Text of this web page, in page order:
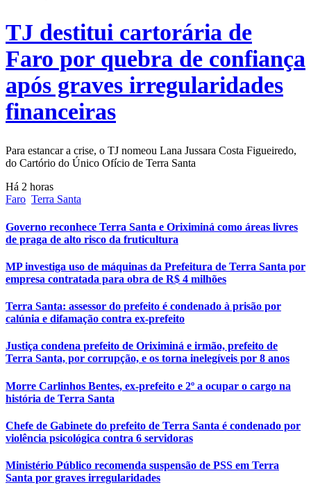
TJ destitui cartorária de
Faro por quebra de confiança
após graves irregularidades
financeiras
Para estancar a crise, o TJ nomeou Lana Jussara Costa Figueiredo,
do Cartório do Único Ofício de Terra Santa
Há 2 horas
Faro Terra Santa
Governo reconhece Terra Santa e Oriximiná como áreas livres
de praga de alto risco da fruticultura
MP investiga uso de máquinas da Prefeitura de Terra Santa por
empresa contratada para obra de R$ 4 milhões
Terra Santa: assessor do prefeito é condenado à prisão por
calúnia e difamação contra ex-prefeito
Justiça condena prefeito de Oriximiná e irmão, prefeito de
Terra Santa, por corrupção, e os torna inelegíveis por 8 anos
Morre Carlinhos Bentes, ex-prefeito e 2º a ocupar o cargo na
história de Terra Santa
Chefe de Gabinete do prefeito de Terra Santa é condenado por
violência psicológica contra 6 servidoras
Ministério Público recomenda suspensão de PSS em Terra
Santa por graves irregularidades